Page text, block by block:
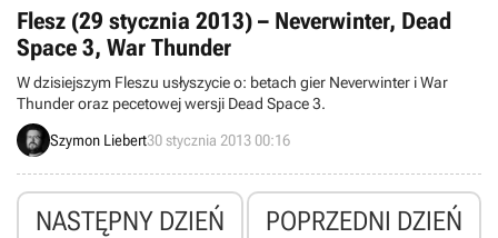
Flesz (29 stycznia 2013) – Neverwinter, Dead
Space 3, War Thunder
W dzisiejszym Fleszu usłyszycie o: betach gier Neverwinter i War
Thunder oraz pecetowej wersji Dead Space 3.
Szymon Liebert30 stycznia 2013 00:16
NASTĘPNY DZIEŃ POPRZEDNI DZIEŃ